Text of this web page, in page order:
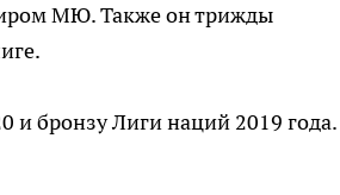
МЮ. Также он трижды
и бронзу Лиги наций 2019 года.